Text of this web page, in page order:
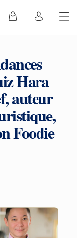
Hara
auteur
Foodie